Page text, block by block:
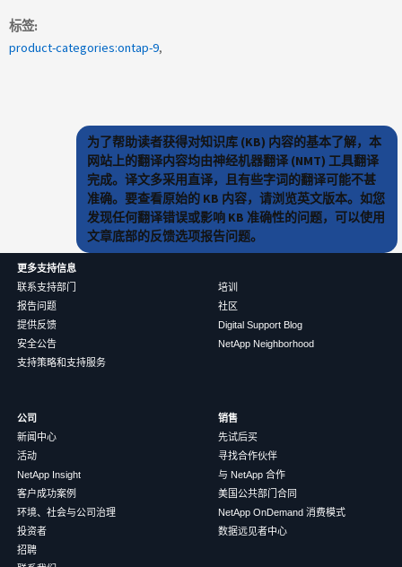
标签
product-categories:ontap-9
为了帮助读者获得对知识库 (KB) 内容的基本了解，本
网站上的翻译内容均由神经机器翻译 (NMT) 工具翻译
完成。译文多采用直译，且有些字词的翻译可能不甚
准确。要查看原始的 KB 内容，请浏览英文版本。如您
发现任何翻译错误或影响 KB 准确性的问题，可以使用
文章底部的反馈选项报告问题。
更多支持信息
联系支持部门
报告问题
提供反馈
安全公告
支持策略和支持服务
培训
社区
Digital Support Blog
NetApp Neighborhood
公司
新闻中心
活动
NetApp Insight
客户成功案例
环境、社会与公司治理
投资者
招聘
销售
先试后买
寻找合作伙伴
与 NetApp 合作
美国公共部门合同
NetApp OnDemand 消费模式
数据远见者中心